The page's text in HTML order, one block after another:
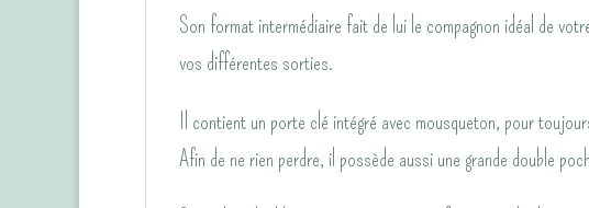
Son format intermédiaire fait de lui le compagnon idéal de
vos différentes sorties.
Il contient un porte clé intégré avec mousqueton, pour
Afin de ne rien perdre, il possède aussi une grande double